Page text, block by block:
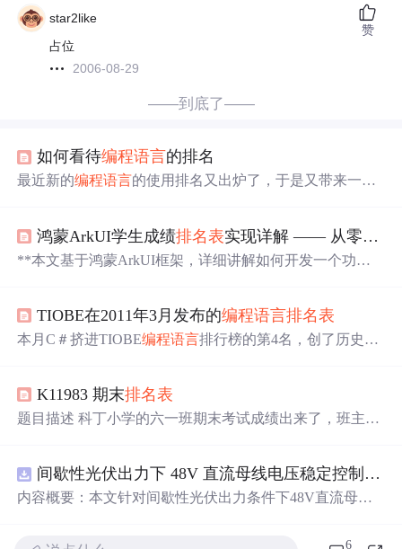
star2like
占位
2006-08-29
赞
——到底了——
如何看待编程语言的排名
最近新的编程语言的使用排名又出炉了，于是又带来一篇
想加入这场无聊的纷争，可是看着无数的人为此而吵闹，
我还是想发表一下我的意见。 在我看来，那张编程语言
如果我们是初学者，学哪种语言在目前的工作中能...
鸿蒙ArkUI学生成绩排名表实现详解 —— 从零构建教育应用的数据可视化组件
**本文基于鸿蒙ArkUI框架，详细讲解如何开发一个功能
核心功能。主要内容包括： 采用ArkTS类型系统定义学生
成绩数据结构 使用@State进行状态管理，实现数据驱动的
分处理和成绩排序逻辑 优化布局结构和用户体验细节 该组
件可作为教育类应用的基础模块，具备良好的扩展性和复
用性。文中提供的完
TIOBE在2011年3月发布的编程语言排名表
本月C＃挤进TIOBE编程语言排行榜的第4名，创了历史最
月失去了一些份额，而PHP现在已经落后了很多。 2011年
3月排名2010年3月排名名次变化编程语言份额份额变化状
K11983 期末排名表
题目描述 科丁小学的六一班期末考试成绩出来了，班主任
到低排序，如果两个同学总分相同，再按英语成绩从高到
低排序，如果英语成绩都还相同，那么再按照学号排序，
间歇性光伏出力下 48V 直流母线电压稳定控制及储能双向充放电闭环调控体系研究（Simulink仿真实现）
内容概要：本文针对间歇性光伏出力条件下48V直流母线
6